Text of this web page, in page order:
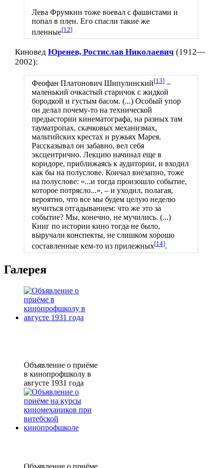
Лева Фрумкин тоже воевал с фашистами и
попал в плен. Его спасли такие же
пленные[12]
Киновед Юренев, Ростислав Николаевич (1912—
2002):
Феофан Платонович Шипулинский[13] –
маленький очкастый старичок с жидкой
бородкой и густым басом. (...) Особый упор
он делал почему-то на технической
предыстории кинематографа, на разных там
тауматропах, скачковых механизмах,
мальтийских крестах и ружьях Марея.
Рассказывал он забавно, вел себя
эксцентрично. Лекцию начинал еще в
коридоре, приближаясь к аудитории, и входил
как бы на полуслове. Кончал внезапно, тоже
на полуслове: «...и тогда произошло событие,
которое потрясло...», – и уходил, полагая,
вероятно, что все мы будем целую неделю
мучиться отгадыванием: что же это за
событие? Мы, конечно, не мучились. (...)
Книг по истории кино тогда не было,
выручали конспекты, не слишком хорошо
составленные кем-то из прилежных[14].
Галерея
Объявление о приёме
в кинопрофшколу в
августе 1931 года
Объявление о приёме